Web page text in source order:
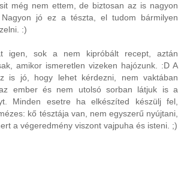
még nem ettem, de biztosan az is nagyon
jó ez a tészta, el tudom bármilyen
:)
igen, sok a nem kipróbált recept, aztán
amikor ismeretlen vizeken hajózunk. :D A
is jó, hogy lehet kérdezni, nem vaktában
ember és nem utolsó sorban látjuk is a
Minden esetre ha elkészíted készülj fel,
kő tésztája van, nem egyszerű nyújtani,
a végeredmény viszont vajpuha és isteni. ;)